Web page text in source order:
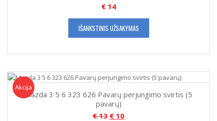
€14
IŠANKSTINIS UŽSAKYMAS
Akcija
Akcija!
Mazda 3 5 6 323 626 Pavarų perjungimo svirtis (5
pavarų)
€13 € 10